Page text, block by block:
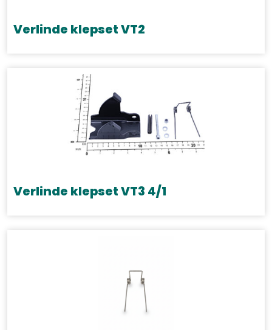
Verlinde klepset VT2
Verlinde klepset VT3 4/1